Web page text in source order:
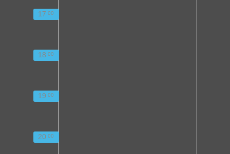
17 00
18 00
19 00
20 00